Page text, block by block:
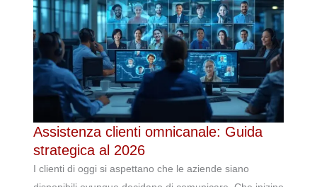
Assistenza clienti omnicanale: Guida
strategica al 2026
I clienti di oggi si aspettano che le aziende siano